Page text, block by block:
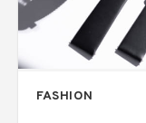
FASHION